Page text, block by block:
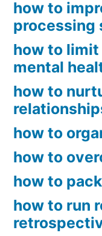
how to
processing
how to
mental
how to
how to
how to
how to
how to run